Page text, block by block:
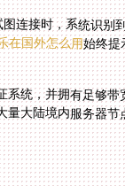
连接时，系统识别
在国外怎么用始终提
统，并拥有足够
大陆境内服务器节